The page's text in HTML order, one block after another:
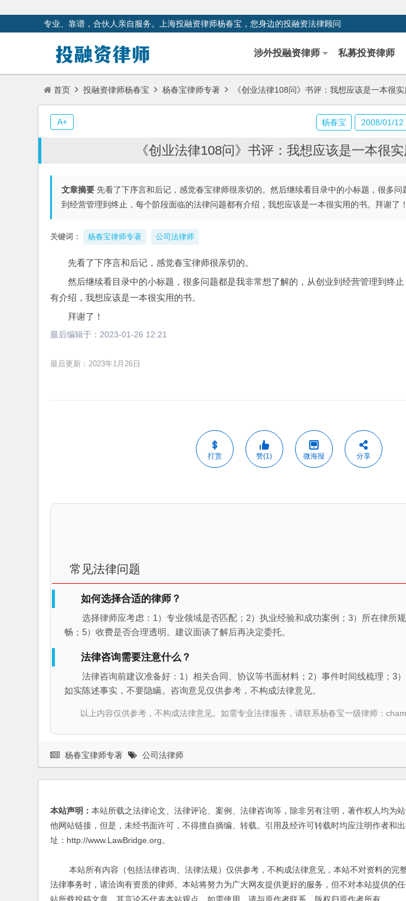
专业、靠谱，合伙人亲自服务。上海投融资律师杨春宝，您身边的投融资法律顾问
涉外投融资律师 私募投资律师
首页 投融资律师杨春宝 杨春宝律师专著 《创业法律108问》书评：我想应该是一本很实
《创业法律108问》书评：我想应该是一本很
文章摘要 先看了下序言和后记，感觉春宝律师很亲切的。然后继续看目录中的小标题，很多
到经营管理到终止，每个阶段面临的法律问题都有介绍，我想应该是一本很实用的书。拜谢了！
关键词： 杨春宝律师专著 公司法律师
先看了下序言和后记，感觉春宝律师很亲切的。
然后继续看目录中的小标题，很多问题都是我非常想了解的，从创业到经营管理到终
有介绍，我想应该是一本很实用的书。
拜谢了！
最后编辑于： 2023-01-26 12:21
最后更新：2023年1月26日
打赏 赞(1) 微海报 分享
常见法律问题
如何选择合适的律师？
选择律师应考虑：1）专业领域是否匹配；2）执业经验和成功案例；3）所在律所
畅；5）收费是否合理透明。建议面谈了解后再决定委托。
法律咨询需要注意什么？
法律咨询前建议准备好：1）相关合同、协议等书面材料；2）事件时间线梳理；3
如实陈述事实，不要隐瞒。咨询意见仅供参考，不构成法律意见。
以上内容仅供参考，不构成法律意见。如需专业法律服务，请联系杨春宝一级律师：
杨春宝 2008/01/12
A+
杨春宝律师专著 公司法律师
本站声明： 本站所载之法律论文、法律评论、案例、法律咨询等，除非另有注明，著作权人均为
他网站链接，但是，未经书面许可，不得擅自摘编、转载。引用及经许可转载时均应注明作者和
址：http://www.LawBridge.org。
本站所有内容（包括法律咨询、法律法规）仅供参考，不构成法律意见，本站不对资料的完
法律事务时，请洽询有资质的律师。本站将努力为广大网友提供更好的服务，但不对本站提供的